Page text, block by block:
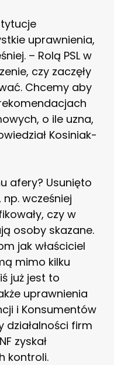
uprawnienia,
– Rolą PSL w
czy zaczęły
Chcemy aby
o ile uzna,
Kosiniak-
afery? Usunięto
wcześniej
czy w
osoby skazane.
jak właściciel
mimo kilku
już jest to
uprawnienia
i Konsumentów
działalności firm
zyskał
kontroli.